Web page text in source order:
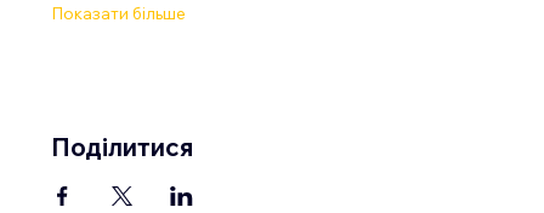
Показати більше
Поділитися